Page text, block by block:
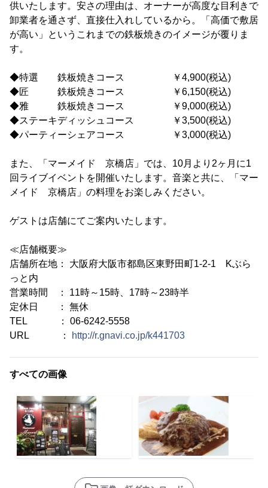
供いたします。安さの理由は、オーナーが高度な目利きで
卸業者を通さず、直接仕入れしているから。「高価で敷居
が高い」というこれまでの鉄板焼きのイメージが覆りま
す。
◆特選 鉄板焼きコース ￥4,900(税込)
◆匠 鉄板焼きコース ￥6,150(税込)
◆雅 鉄板焼きコース ￥9,000(税込)
◆ステーキディッシュコース ￥3,500(税込)
◆パーティーシェアコース ￥3,000(税込)
また、「マーメイド 京橋店」では、10月より2ヶ月に1
回ライブイベントを開催いたします。音楽と共に、「マー
メイド 京橋店」の料理をお楽しみください。
ゲストは店舗にてご案内いたします。
≪店舗概要≫
店舗所在地： 大阪府大阪市都島区東野田町1-2-1 Kぶら
っと内
営業時間 ： 11時～15時、17時～23時半
定休日 ： 無休
TEL ： 06-6242-5558
URL ：
http://r.gnavi.co.jp/k441703
すべての画像